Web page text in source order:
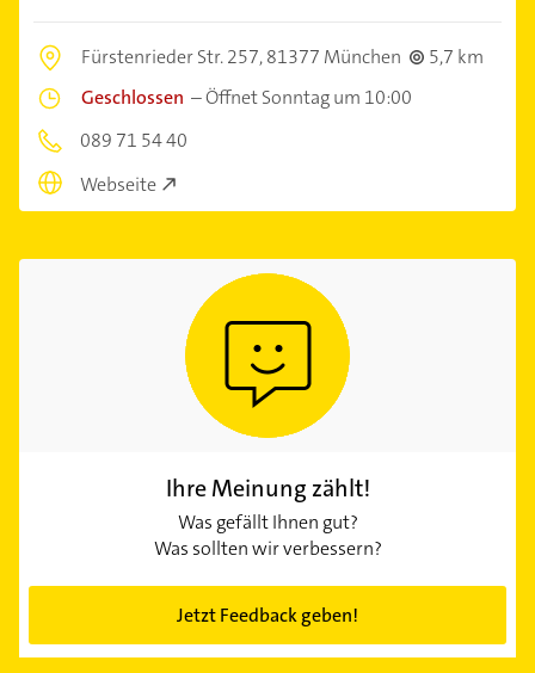
Fürstenrieder Str. 257,81377 München
5,7 km
Geschlossen –Öffnet Sonntag um 10:00
089 71 54 40
Webseite
Ihre Meinung zählt!
Was gefällt Ihnen gut?
Was sollten wir verbessern?
Jetzt Feedback geben!